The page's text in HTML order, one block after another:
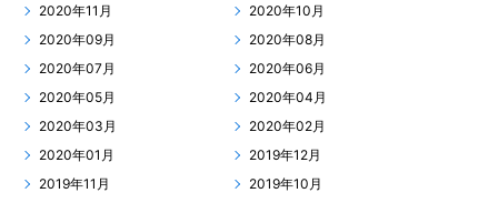
2020年11月
2020年10月
2020年09月
2020年08月
2020年07月
2020年06月
2020年05月
2020年04月
2020年03月
2020年02月
2020年01月
2019年12月
2019年11月
2019年10月